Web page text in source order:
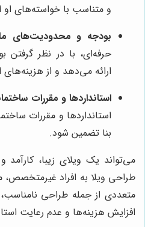
و متناسب با خواسته‌های او
بودجه و محدودیت‌های
حرفه‌ای، با در نظر گرفتن
ارائه می‌دهد و از
استانداردها و مقررات
استانداردها و مقررات
بنا تضمین شود.
می‌تواند یک ویلای زیبا،
طراحی ویلا به افراد غیرمتخصص،
متعددی از جمله طراحی
افزایش هزینه‌ها و عدم رعایت